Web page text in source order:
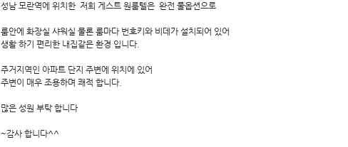
성남 모란역에 위치한 저희 게스트 원룸텔은 완전 풀옵션으로
룸안에 화장실 샤워실 물론 룸마다 번호키와 비데가 설치되어 있어
생활 하기 편리한 내집같은 환경 입니다.
주거지역인 아파트 단지 주변에 위치에 있어
주변이 매우 조용하며 쾌적 합니다.
많은 성원 부탁 합니다
~감사 합니다^^